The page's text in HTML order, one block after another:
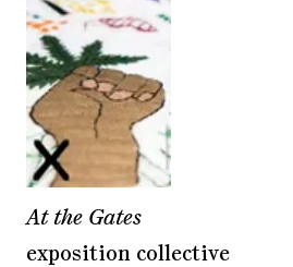
At the Gates
exposition collective